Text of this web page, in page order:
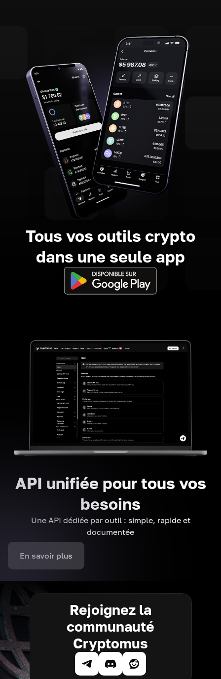
Tous vos outils crypto
dans une seule app
API unifiée pour tous vos
besoins
Une API dédiée par outil : simple, rapide et
documentée
En savoir plus
Rejoignez la
communauté
Cryptomus